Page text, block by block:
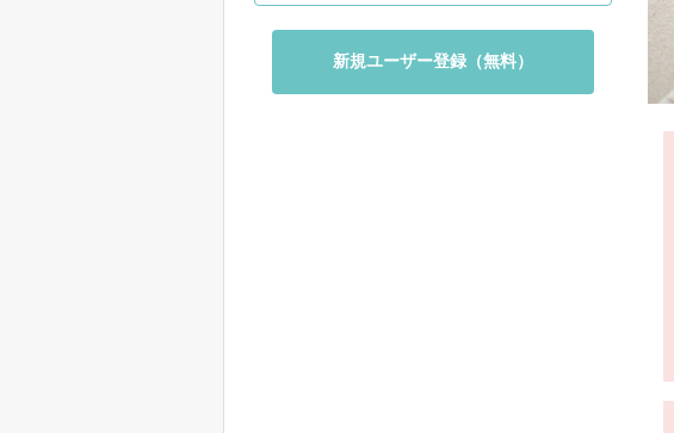
新規ユーザー登録（無料）